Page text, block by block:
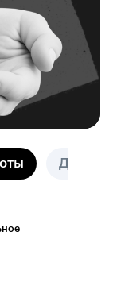
Другое